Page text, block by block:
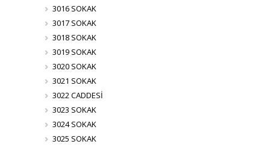
3016 SOKAK
3017 SOKAK
3018 SOKAK
3019 SOKAK
3020 SOKAK
3021 SOKAK
3022 CADDESİ
3023 SOKAK
3024 SOKAK
3025 SOKAK